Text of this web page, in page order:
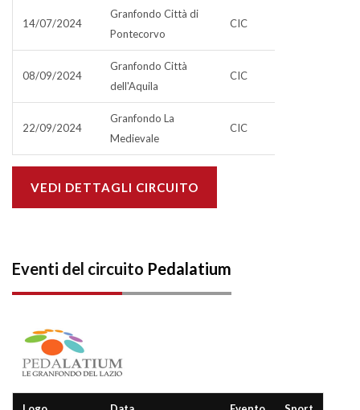
14/07/2024
Granfondo Città di
Pontecorvo
CIC
08/09/2024
Granfondo Città
dell'Aquila
CIC
22/09/2024
Granfondo La
Medievale
CIC
VEDI DETTAGLI CIRCUITO
Eventi del circuito Pedalatium